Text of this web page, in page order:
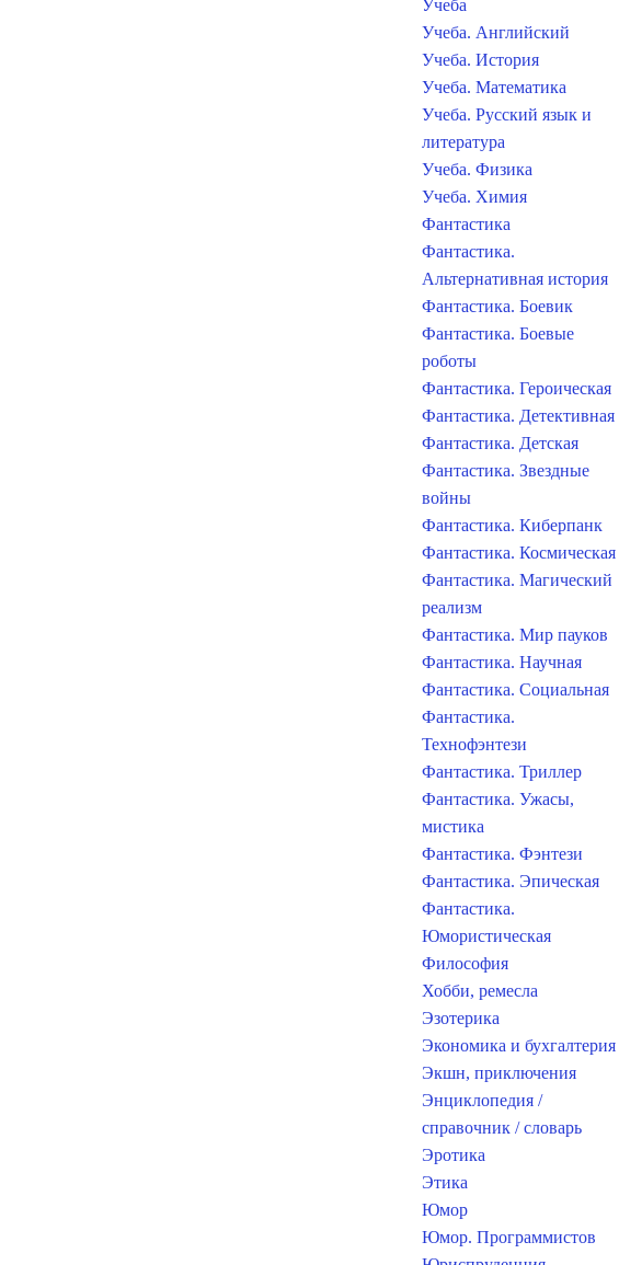
Учеба
Учеба. Английский
Учеба. История
Учеба. Математика
Учеба. Русский язык и
литература
Учеба. Физика
Учеба. Химия
Фантастика
Фантастика.
Альтернативная история
Фантастика. Боевик
Фантастика. Боевые
роботы
Фантастика. Героическая
Фантастика. Детективная
Фантастика. Детская
Фантастика. Звездные
войны
Фантастика. Киберпанк
Фантастика. Космическая
Фантастика. Магический
реализм
Фантастика. Мир пауков
Фантастика. Научная
Фантастика. Социальная
Фантастика.
Технофэнтези
Фантастика. Триллер
Фантастика. Ужасы,
мистика
Фантастика. Фэнтези
Фантастика. Эпическая
Фантастика.
Юмористическая
Философия
Хобби, ремесла
Эзотерика
Экономика и бухгалтерия
Экшн, приключения
Энциклопедия /
справочник / словарь
Эротика
Этика
Юмор
Юмор. Программистов